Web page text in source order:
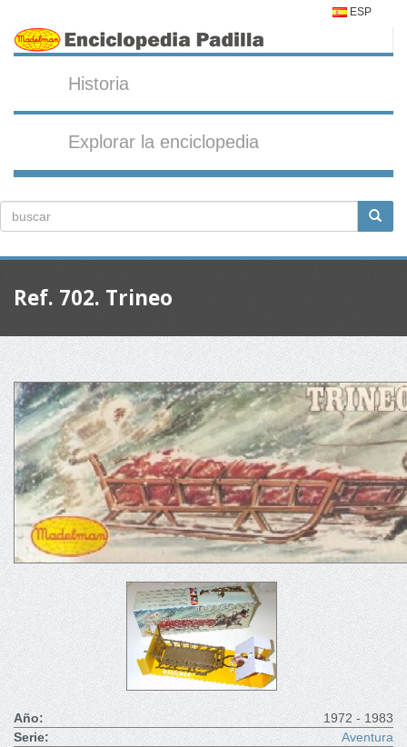
ESP
Historia
Explorar la enciclopedia
Ref. 702. Trineo
Año:
1972 - 1983
Serie:
Aventura